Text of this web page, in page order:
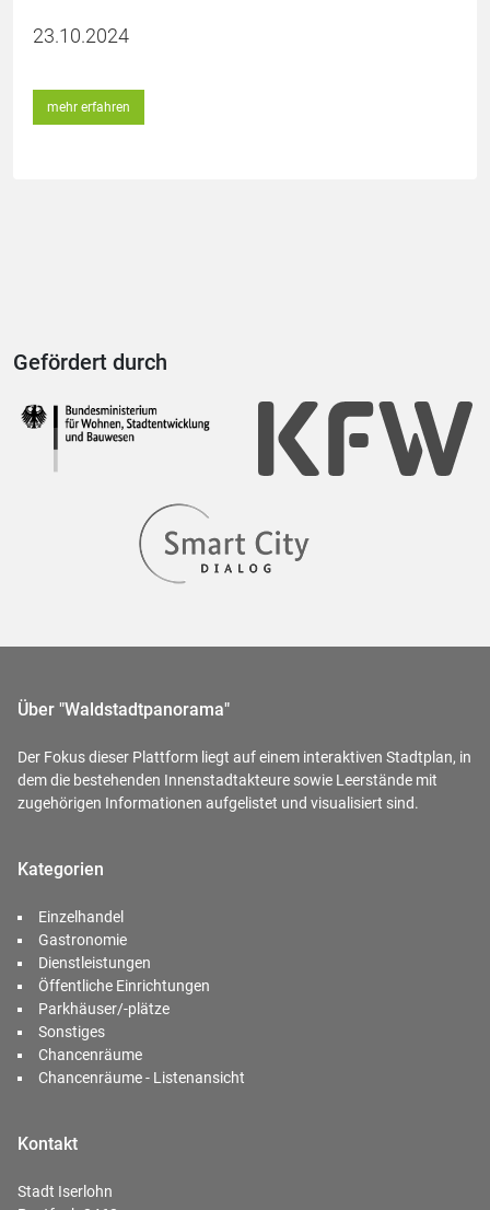
23.10.2024
mehr erfahren
Gefördert durch
Über "Waldstadtpanorama"
Der Fokus dieser Plattform liegt auf einem interaktiven Stadtplan, in
dem die bestehenden Innenstadtakteure sowie Leerstände mit
zugehörigen Informationen aufgelistet und visualisiert sind.
Kategorien
Einzelhandel
Gastronomie
Dienstleistungen
Öffentliche Einrichtungen
Parkhäuser/-plätze
Sonstiges
Chancenräume
Chancenräume - Listenansicht
Kontakt
Stadt Iserlohn